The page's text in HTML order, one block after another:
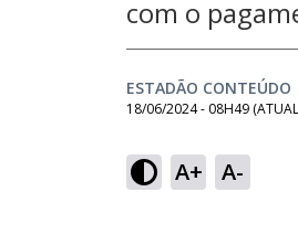
com o
ESTADÃO CONTEÚDO
18/06/2024 - 08H49
A+ A-